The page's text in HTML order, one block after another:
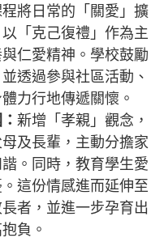
將日常的「關愛」擴
「克己復禮」作為主
仁愛精神。學校鼓勵
透過參與社區活動、
力行地傳遞關懷。
新增「孝親」觀念，
及長輩，主動分擔家
。同時，教育學生愛
這份情感進而延伸至
者，並進一步孕育出
負。